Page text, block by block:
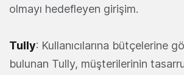
olmayı hedefleyen girişim.
Tully: Kullanıcılarına bütçelerine
bulunan Tully, müşterilerinin